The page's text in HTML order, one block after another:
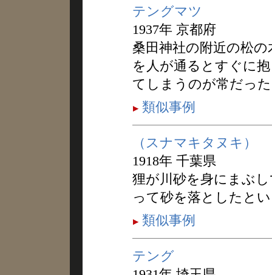
テングマツ
1937年 京都府
桑田神社の附近の松
を人が通るとすぐに
てしまうのが常だっ
類似事例
（スナマキタヌキ）
1918年 千葉県
狸が川砂を身にまぶ
って砂を落としたと
類似事例
テング